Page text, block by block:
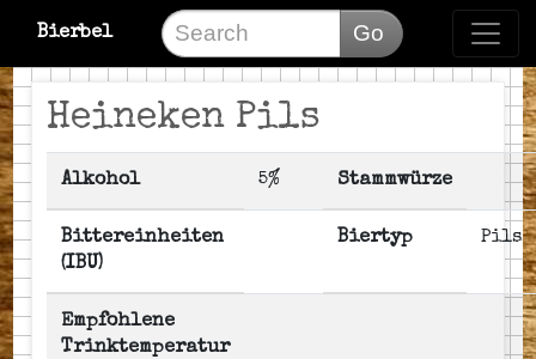
Bierbel Go
Heineken Pils
Alkohol 5% Stammwürze
Bittereinheiten
(IBU)
Biertyp Pils
Empfohlene
Trinktemperatur